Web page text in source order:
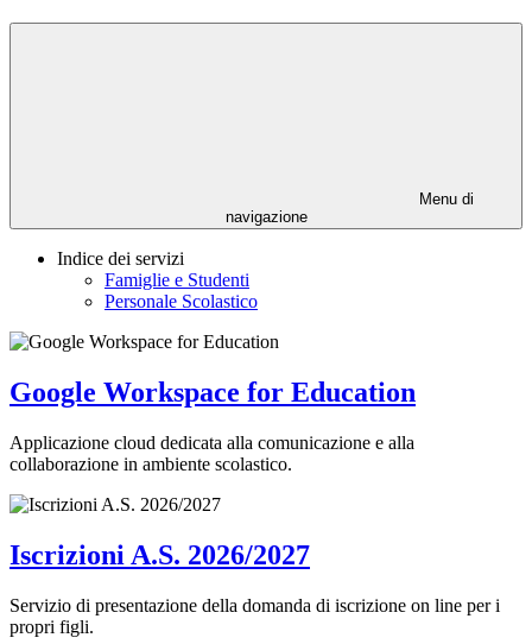
Menu di
navigazione
Indice dei servizi
Famiglie e Studenti
Personale Scolastico
Google Workspace for Education
Applicazione cloud dedicata alla comunicazione e alla
collaborazione in ambiente scolastico.
Iscrizioni A.S. 2026/2027
Servizio di presentazione della domanda di iscrizione on line per i
propri figli.